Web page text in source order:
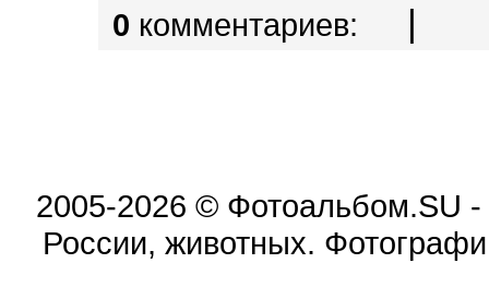
0 комментариев: |
2005-2026 © Фотоальбом.SU -
России, животных.